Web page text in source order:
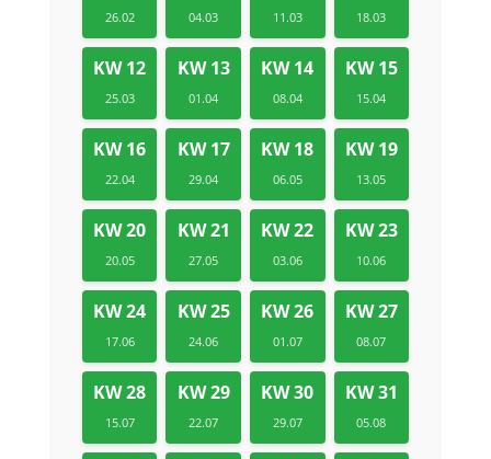
26.02 04.03 11.03 18.03
KW 12
25.03
KW 13
01.04
KW 14
08.04
KW 15
15.04
KW 16
22.04
KW 17
29.04
KW 18
06.05
KW 19
13.05
KW 20
20.05
KW 21
27.05
KW 22
03.06
KW 23
10.06
KW 24
17.06
KW 25
24.06
KW 26
01.07
KW 27
08.07
KW 28
15.07
KW 29
22.07
KW 30
29.07
KW 31
05.08